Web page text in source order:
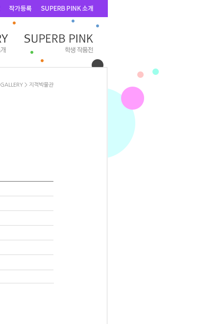
GALLERY> 지적박물관